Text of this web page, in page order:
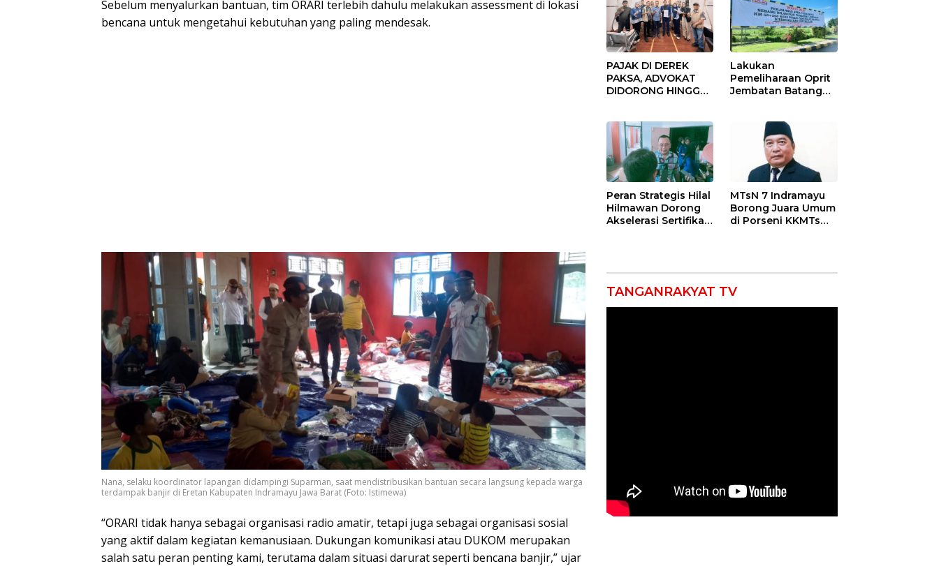
Sebelum menyalurkan bantuan, tim ORARI terlebih dahulu melakukan assessment di lokasi
bencana untuk mengetahui kebutuhan yang paling mendesak.
Nana, selaku koordinator lapangan didampingi Suparman, saat mendistribusikan bantuan secara langsung kepada warga
terdampak banjir di Eretan Kabupaten Indramayu Jawa Barat (Foto: Istimewa)
“ORARI tidak hanya sebagai organisasi radio amatir, tetapi juga sebagai organisasi sosial
yang aktif dalam kegiatan kemanusiaan. Dukungan komunikasi atau DUKOM merupakan
salah satu peran penting kami, terutama dalam situasi darurat seperti bencana banjir,” ujar
PAJAK DI DEREK
PAKSA, ADVOKAT
DIDORONG HINGGA
Advokat Riau
Ngamuk Kepung
Polresta Pekanbaru!
Lakukan
Pemeliharaan Oprit
Jembatan Batang
Contraflow di KM 55
Tol Binjai–Langsa
Peran Strategis Hilal
Hilmawan Dorong
Akselerasi Sertifikasi
Indramayu
MTsN 7 Indramayu
Borong Juara Umum
di Porseni KKMTs
TANGANRAKYAT TV